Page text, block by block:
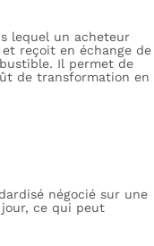
lequel un acheteur
reçoit en échange de
Il permet de
de transformation en
négocié sur une
jour, ce qui peut